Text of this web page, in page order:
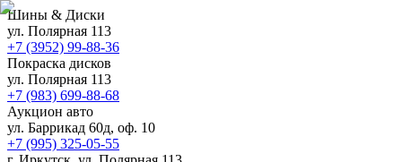
Шины & Диски
ул. Полярная 113
+7 (3952) 99-88-36
Покраска дисков
ул. Полярная 113
+7 (983) 699-88-68
Аукцион авто
ул. Баррикад 60д, оф. 10
+7 (995) 325-05-55